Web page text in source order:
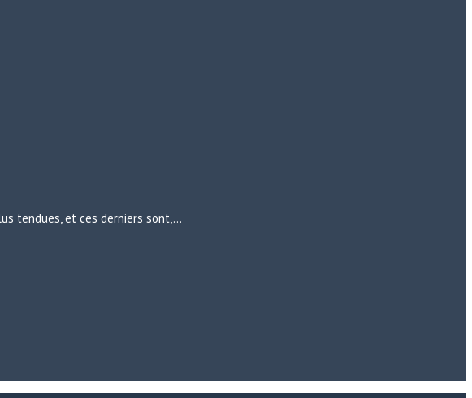
tendues, et ces derniers sont,…